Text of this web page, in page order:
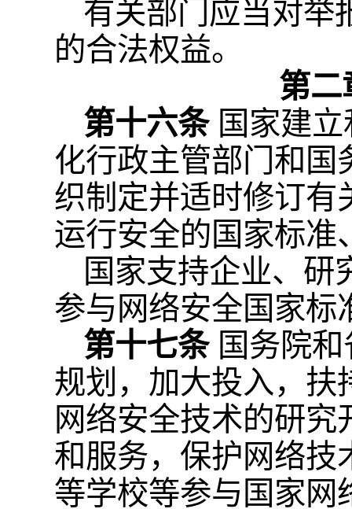
有关部门应当对举
的合法权益。
第二
第十六条 国家建
化行政主管部门和国
织制定并适时修订有
运行安全的国家标准
国家支持企业、研
参与网络安全国家标
第十七条 国务院
规划，加大投入，扶
网络安全技术的研
和服务，保护网络技
等学校等参与国家网